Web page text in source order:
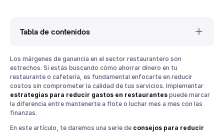
Tabla de contenidos
Estrategias para reducir gastos en restaurantes
1. Evalúa tus costos operativos
2. Optimiza el uso de recursos en cocina
3. Implementa un sistema de control de inventarios
Los márgenes de ganancia en el sector restaurantero son
estrechos. Si estás buscando cómo ahorrar dinero en tu
restaurante o cafetería, es fundamental enfocarte en reducir
costos sin comprometer la calidad de tus servicios. Implementar
estrategias para reducir gastos en restaurantes puede marcar
la diferencia entre mantenerte a flote o luchar mes a mes con las
finanzas.
En este artículo, te daremos una serie de consejos para reducir